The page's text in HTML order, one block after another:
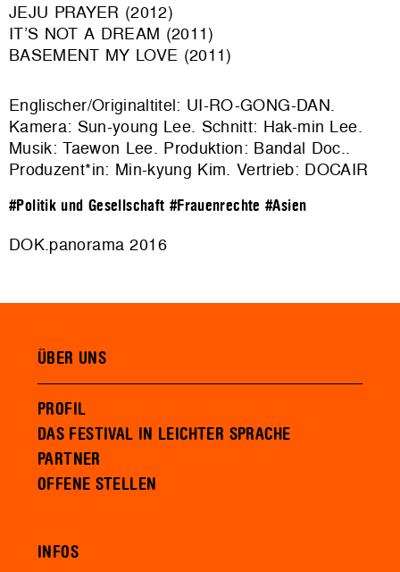
JEJU PRAYER (2012)
IT’S NOT A DREAM (2011)
BASEMENT MY LOVE (2011)
Englischer/Originaltitel: UI-RO-GONG-DAN.
Kamera: Sun-young Lee. Schnitt: Hak-min Lee.
Musik: Taewon Lee. Produktion: Bandal Doc..
Produzent*in: Min-kyung Kim. Vertrieb: DOCAIR
#Politik und Gesellschaft #Frauenrechte #Asien
DOK.panorama 2016
ÜBER UNS
PROFIL
DAS FESTIVAL IN LEICHTER SPRACHE
PARTNER
OFFENE STELLEN
INFOS